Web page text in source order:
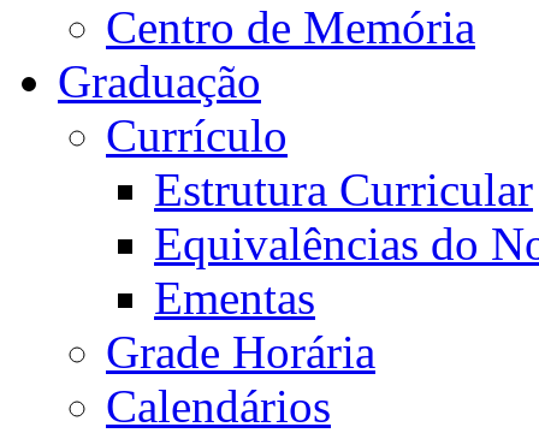
Centro de Memória
Graduação
Currículo
Estrutura Curricular
Equivalências do
Ementas
Grade Horária
Calendários